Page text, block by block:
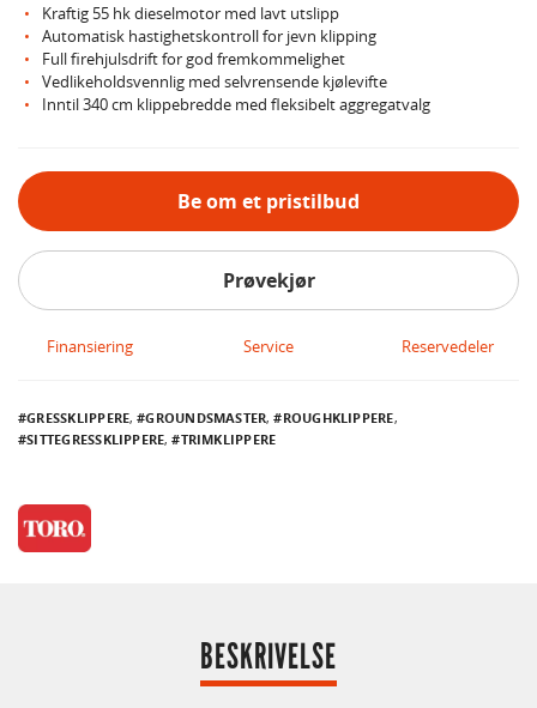
Kraftig 55 hk dieselmotor med lavt utslipp
Automatisk hastighetskontroll for jevn klipping
Full firehjulsdrift for god fremkommelighet
Vedlikeholdsvennlig med selvrensende kjølevifte
Inntil 340 cm klippebredde med fleksibelt aggregatvalg
Be om et pristilbud
Prøvekjør
Finansiering Service Reservedeler
GRESSKLIPPERE, GROUNDSMASTER, ROUGHKLIPPERE,
SITTEGRESSKLIPPERE, TRIMKLIPPERE
BESKRIVELSE